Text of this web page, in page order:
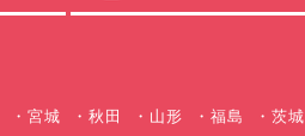
宮城 秋田 山形 福島 茨城